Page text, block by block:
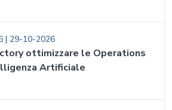
| 29-10-2026
ottimizzare le Operations
Artificiale